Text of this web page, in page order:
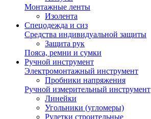
Монтажные ленты
Изолента
Спецодежда и сиз
Средства индивидуальной защиты
Защита рук
Пояса, ремни и сумки
Ручной инструмент
Электромонтажный инструмент
Пробники напряжения
Ручной измерительный инструмент
Линейки
Угольники (угломеры)
Рулетки строительные